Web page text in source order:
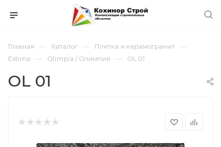
Главная — Каталог — Плитка и керамогранит —
Estima — Olimpia / Олимпия — OL 01
OL 01